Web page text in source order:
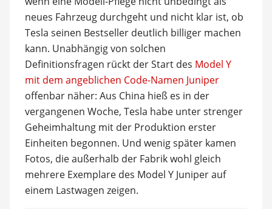
neues Fahrzeug durchgeht und nicht klar ist, ob
Tesla seinen Bestseller deutlich billiger machen
kann. Unabhängig von solchen
Definitionsfragen rückt der Start des Model Y
mit dem angeblichen Code-Namen Juniper
offenbar näher: Aus China hieß es in der
vergangenen Woche, Tesla habe unter strenger
Geheimhaltung mit der Produktion erster
Einheiten begonnen. Und wenig später kamen
Fotos, die außerhalb der Fabrik wohl gleich
mehrere Exemplare des Model Y Juniper auf
einem Lastwagen zeigen.